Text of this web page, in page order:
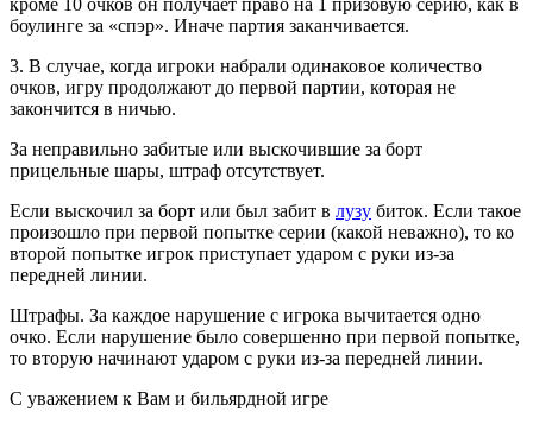
кроме 10 очков он получает право на 1 призовую серию, как в
боулинге за «спэр». Иначе партия заканчивается.
3. В случае, когда игроки набрали одинаковое количество
очков, игру продолжают до первой партии, которая не
закончится в ничью.
За неправильно забитые или выскочившие за борт
прицельные шары, штраф отсутствует.
Если выскочил за борт или был забит в лузу биток. Если такое
произошло при первой попытке серии (какой неважно), то ко
второй попытке игрок приступает ударом с руки из-за
передней линии.
Штрафы. За каждое нарушение с игрока вычитается одно
очко. Если нарушение было совершенно при первой попытке,
то вторую начинают ударом с руки из-за передней линии.
С уважением к Вам и бильярдной игре